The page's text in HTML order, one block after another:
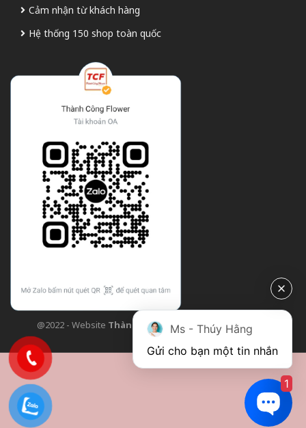
Cảm nhận từ khách hàng
Hệ thống 150 shop toàn quốc
@2022 - Website Thành Công Flower| Design bởi
Ms - Thúy Hằng
Gửi cho bạn một tin nhắn
1